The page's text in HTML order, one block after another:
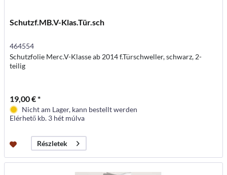
Schutzf.MB.V-Klas.Tür.sch
464554
Schutzfolie Merc.V-Klasse ab 2014 f.Türschweller, schwarz, 2-
teilig
19,00 € *
Nicht am Lager, kann bestellt werden
Elérhető kb. 3 hét múlva
Részletek